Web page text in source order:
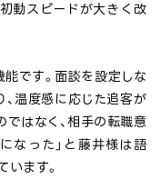
動スピードが大きく改
です。面談を設定しな
温度感に応じた追客が
ではなく、相手の転職意
なった」と藤井様は語
います。